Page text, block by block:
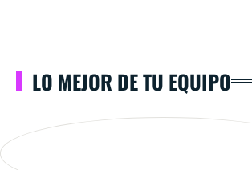
LO MEJOR DE TU EQUIPO